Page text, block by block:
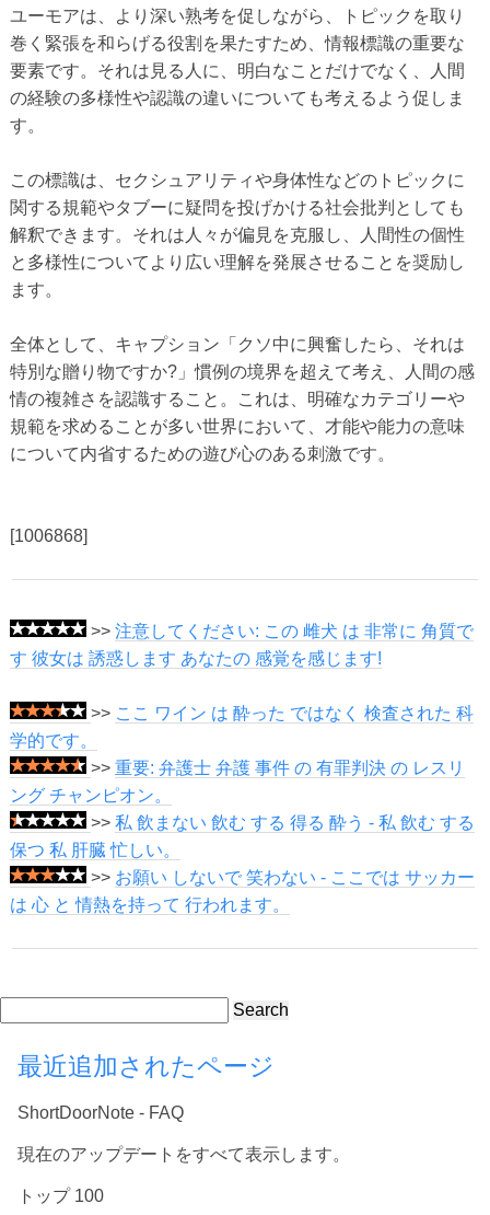
ユーモアは、より深い熟考を促しながら、トピックを取り
巻く緊張を和らげる役割を果たすため、情報標識の重要な
要素です。それは見る人に、明白なことだけでなく、人間
の経験の多様性や認識の違いについても考えるよう促しま
す。
この標識は、セクシュアリティや身体性などのトピックに
関する規範やタブーに疑問を投げかける社会批判としても
解釈できます。それは人々が偏見を克服し、人間性の個性
と多様性についてより広い理解を発展させることを奨励し
ます。
全体として、キャプション「クソ中に興奮したら、それは
特別な贈り物ですか?」慣例の境界を超えて考え、人間の感
情の複雑さを認識すること。これは、明確なカテゴリーや
規範を求めることが多い世界において、才能や能力の意味
について内省するための遊び心のある刺激です。
[1006868]
>> 注意してください: この 雌犬 は 非常に 角質で
す 彼女は 誘惑します あなたの 感覚を感じます!
>> ここ ワイン は 酔った ではなく 検査された 科
学的です。
>> 重要: 弁護士 弁護 事件 の 有罪判決 の レスリ
ング チャンピオン。
>> 私 飲まない 飲む する 得る 酔う - 私 飲む する
保つ 私 肝臓 忙しい。
>> お願い しないで 笑わない - ここでは サッカー
は 心 と 情熱を持って 行われます。
Search
最近追加されたページ
ShortDoorNote - FAQ
現在のアップデートをすべて表示します。
トップ 100